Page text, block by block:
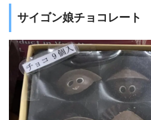
サイゴン娘チョコレート